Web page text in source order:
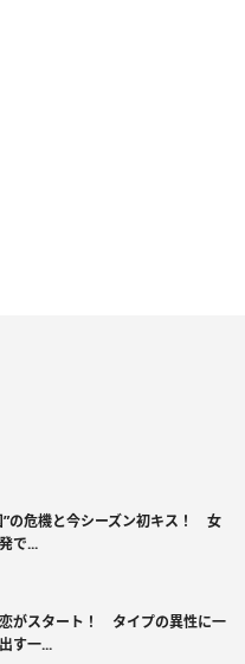
”の危機と今シーズン初キス！ 女
で...
がスタート！ タイプの異性に一
す一...